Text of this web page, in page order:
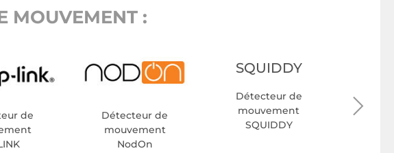
MOUVEMENT :
de
Détecteur de
mouvement
NodOn
SQUIDDY
Détecteur de
mouvement
SQUIDDY